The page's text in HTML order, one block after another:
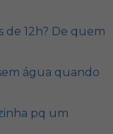
de 12h? De quem
água quando
pq um